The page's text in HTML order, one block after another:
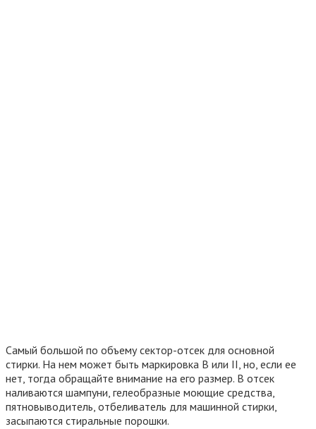
Самый большой по объему сектор-отсек для основной
стирки. На нем может быть маркировка B или II, но, если ее
нет, тогда обращайте внимание на его размер. В отсек
наливаются шампуни, гелеобразные моющие средства,
пятновыводитель, отбеливатель для машинной стирки,
засыпаются стиральные порошки.